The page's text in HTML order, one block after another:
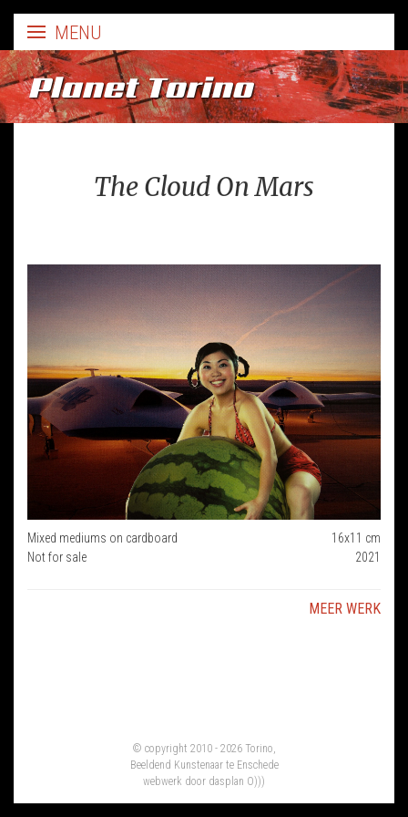
The Cloud On Mars
16x11 cm
Mixed mediums on cardboard
2021
Not for sale
MEER WERK
© copyright 2010 - 2026 Torino,
Beeldend Kunstenaar te Enschede
webwerk door dasplan O)))
Planet Torino